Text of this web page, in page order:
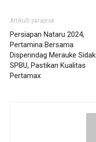
Artikulli paraprak
Persiapan Nataru 2024,
Pertamina Bersama
Disperindag Merauke Sidak
SPBU, Pastikan Kualitas
Pertamax